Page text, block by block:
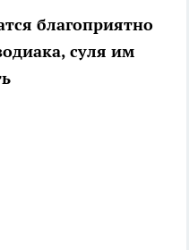
благоприятно
суля им